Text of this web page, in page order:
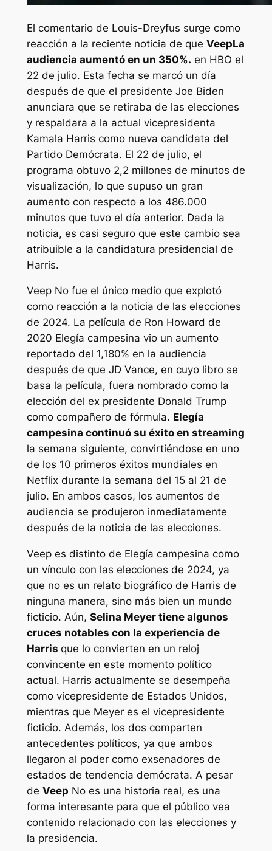
El comentario de Louis-Dreyfus surge como
reacción a la reciente noticia de que VeepLa
audiencia aumentó en un 350%. en HBO el
22 de julio. Esta fecha se marcó un día
después de que el presidente Joe Biden
anunciara que se retiraba de las elecciones
y respaldara a la actual vicepresidenta
Kamala Harris como nueva candidata del
Partido Demócrata. El 22 de julio, el
programa obtuvo 2,2 millones de minutos de
visualización, lo que supuso un gran
aumento con respecto a los 486.000
minutos que tuvo el día anterior. Dada la
noticia, es casi seguro que este cambio sea
atribuible a la candidatura presidencial de
Harris.
Veep No fue el único medio que explotó
como reacción a la noticia de las elecciones
de 2024. La película de Ron Howard de
2020 Elegía campesina vio un aumento
reportado del 1,180% en la audiencia
después de que JD Vance, en cuyo libro se
basa la película, fuera nombrado como la
elección del ex presidente Donald Trump
como compañero de fórmula. Elegía
campesina continuó su éxito en streaming
la semana siguiente, convirtiéndose en uno
de los 10 primeros éxitos mundiales en
Netflix durante la semana del 15 al 21 de
julio. En ambos casos, los aumentos de
audiencia se produjeron inmediatamente
después de la noticia de las elecciones.
Veep es distinto de Elegía campesina como
un vínculo con las elecciones de 2024, ya
que no es un relato biográfico de Harris de
ninguna manera, sino más bien un mundo
ficticio. Aún, Selina Meyer tiene algunos
cruces notables con la experiencia de
Harris que lo convierten en un reloj
convincente en este momento político
actual. Harris actualmente se desempeña
como vicepresidente de Estados Unidos,
mientras que Meyer es el vicepresidente
ficticio. Además, los dos comparten
antecedentes políticos, ya que ambos
llegaron al poder como exsenadores de
estados de tendencia demócrata. A pesar
de Veep No es una historia real, es una
forma interesante para que el público vea
contenido relacionado con las elecciones y
la presidencia.